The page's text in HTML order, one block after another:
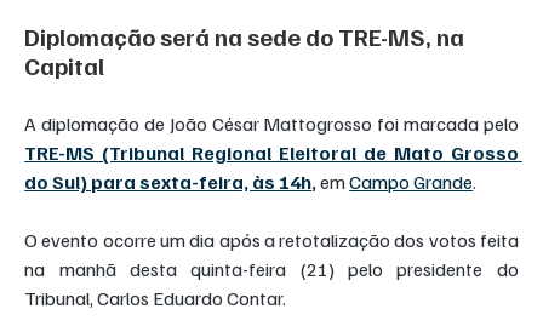
Diplomação será na sede do TRE-MS, na
Capital
TRE-MS (Tribunal Regional Eleitoral de Mato Grosso
do Sul) para sexta-feira, às 14h, em Campo Grande.
O evento ocorre um dia após a retotalização dos votos feita
na manhã desta quinta-feira (21) pelo presidente do
Tribunal, Carlos Eduardo Contar.